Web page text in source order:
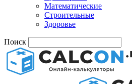
Математические
Строительные
Здоровье
Поиск